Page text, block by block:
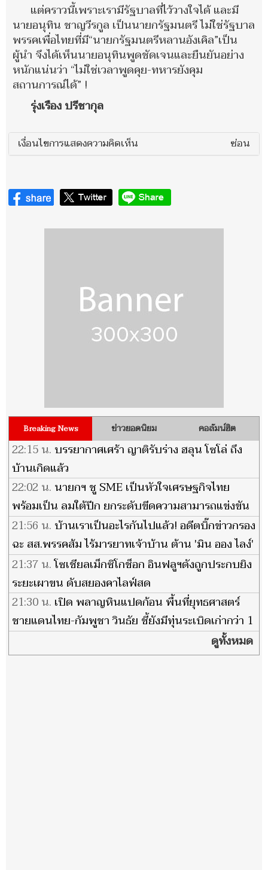
แต่คราวนี้เพราะเรามีรัฐบาลที่ไว้วางใจได้ และมี
นายอนุทิน ชาญวีรกูล เป็นนายกรัฐมนตรี ไม่ใช่รัฐบาล
พรรคเพื่อไทยที่มี“นายกรัฐมนตรีหลานอังเคิล”เป็น
ผู้นำ จึงได้เห็นนายอนุทินพูดชัดเจนและยืนยันอย่าง
หนักแน่นว่า “ไม่ใช่เวลาพูดคุย-ทหารยังคุม
สถานการณ์ได้” !
รุ่งเรือง ปรีชากุล
เงื่อนไขการแสดงความคิดเห็น ซ่อน
Breaking News ข่าวยอดนิยม คอลัมน์ฮิต
22:15 น. บรรยากาศเศร้า ญาติรับร่าง ฮลุน โซโล่ ถึง
บ้านเกิดแล้ว
22:02 น. นายกฯ ชู SME เป็นหัวใจเศรษฐกิจไทย
พร้อมเป็น ลมใต้ปีก ยกระดับขีดความสามารถแข่งขัน
เติบโตยั่งยืน
21:56 น. บ้านเราเป็นอะไรกันไปแล้ว! อดีตบิ๊กข่าวกรอง
ฉะ สส.พรรคส้ม ไร้มารยาทเจ้าบ้าน ต้าน 'มิน ออง ไลง์'
เยือนไทย
21:37 น.โซเชียลเม็กซิโกช็อก อินฟลูฯดังถูกประกบยิง
ระยะเผาขน ดับสยองคาไลฟ์สด
21:30 น. เปิด พลาญหินแปดก้อน พื้นที่ยุทธศาสตร์
ชายแดนไทย-กัมพูชา วินธัย ชี้ยังมีทุ่นระเบิดเก่ากว่า 1
ดูทั้งหมด